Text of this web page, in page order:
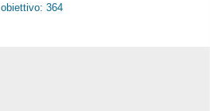
obiettivo: 364